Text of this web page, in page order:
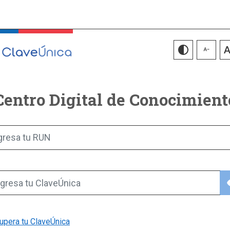
Digital de
tu RUN
tu ClaveÚnica
tu ClaveÚnica